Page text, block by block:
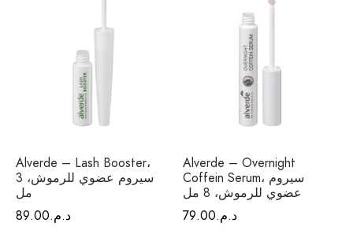
Alverde – Lash Booster،
سيروم عضوي للرموش، 3
مل
د.م.89.00
Alverde – Overnight
Coffein Serum، سيروم
عضوي للرموش، 8 مل
د.م.79.00